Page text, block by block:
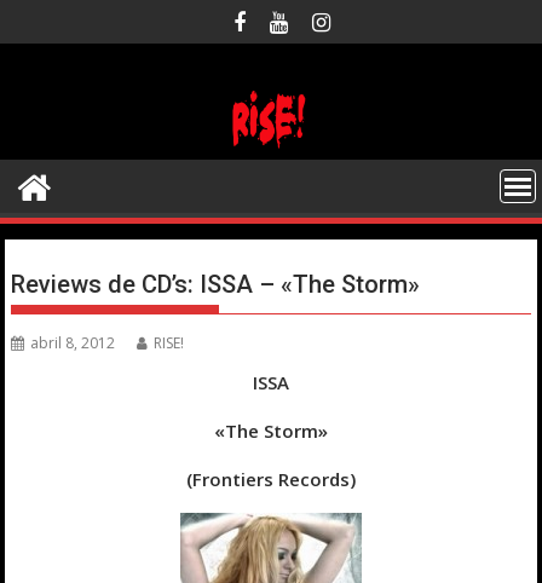
al
Reviews de CD’s: ISSA – «The Storm»
abril 8, 2012 RISE!
ISSA
«The Storm»
(Frontiers Records)